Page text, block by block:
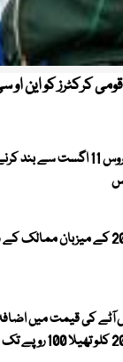
میٹرو بس سروس 11 اگست
ورلڈ کپ 2027 کے میزبان
آٹے کی قیمت میں